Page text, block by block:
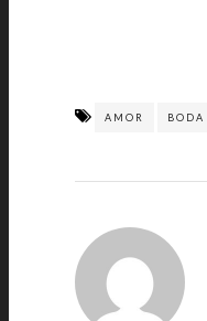
AMOR BODA